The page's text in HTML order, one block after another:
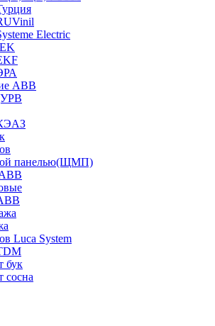
Electric
ABB
панелью(ЩМП)
Luca System
бук